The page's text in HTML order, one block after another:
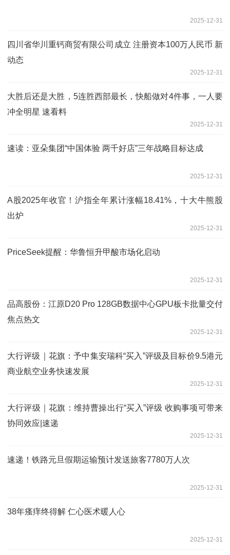
2025-12-31
四川省华川重钙商贸有限公司成立 注册资本100万人民币 新
动态
2025-12-31
大胜后还是大胜，5连胜西部最长，快船做对4件事，一人要
冲全明星 速看料
2025-12-31
速读：亚朵集团“中国体验 两千好店”三年战略目标达成
2025-12-31
A股2025年收官！沪指全年累计涨幅18.41%，十大牛熊股
出炉
2025-12-31
PriceSeek提醒：华鲁恒升甲酸市场化启动
2025-12-31
品高股份：江原D20 Pro 128GB数据中心GPU板卡批量交付
焦点热文
2025-12-31
大行评级｜花旗：予中集安瑞科“买入”评级及目标价9.5港元
商业航空业务快速发展
2025-12-31
大行评级｜花旗：维持曹操出行“买入”评级 收购事项可带来
协同效应|速递
2025-12-31
速递！铁路元旦假期运输预计发送旅客7780万人次
2025-12-31
38年瘙痒终得解 仁心医术暖人心
2025-12-31